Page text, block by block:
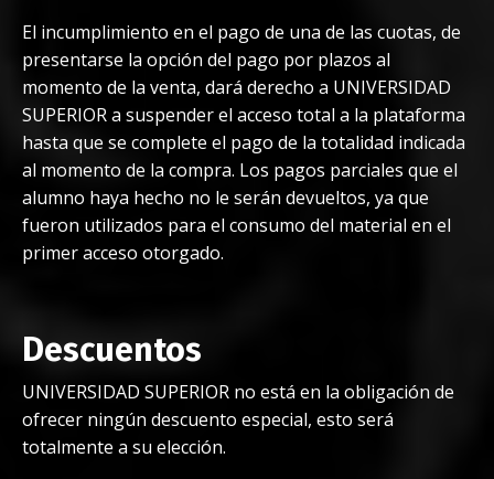
El incumplimiento en el pago de una de las cuotas, de
presentarse la opción del pago por plazos al
momento de la venta, dará derecho a UNIVERSIDAD
SUPERIOR a suspender el acceso total a la plataforma
hasta que se complete el pago de la totalidad indicada
al momento de la compra. Los pagos parciales que el
alumno haya hecho no le serán devueltos, ya que
fueron utilizados para el consumo del material en el
primer acceso otorgado.
Descuentos
UNIVERSIDAD SUPERIOR no está en la obligación de
ofrecer ningún descuento especial, esto será
totalmente a su elección.